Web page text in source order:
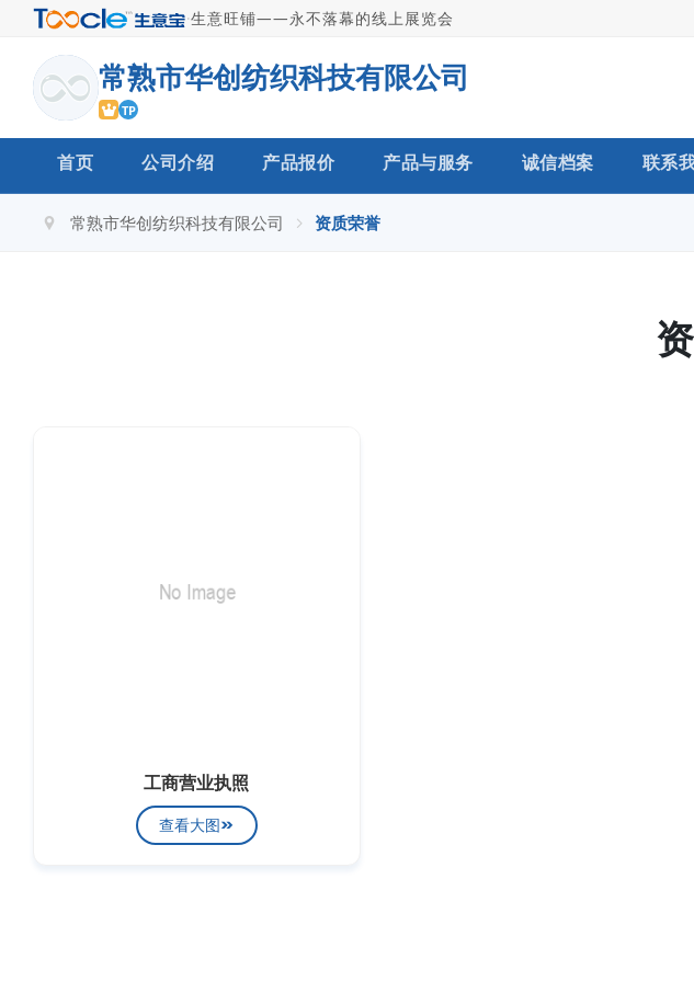
·生意旺铺——永不落幕的线上展览会
常熟市华创纺织科技有限公司
TP
首页 公司介绍 产品报价 产品与服务 诚信档案 联系
常熟市华创纺织科技有限公司 资质荣誉
工商营业执照
查看大图